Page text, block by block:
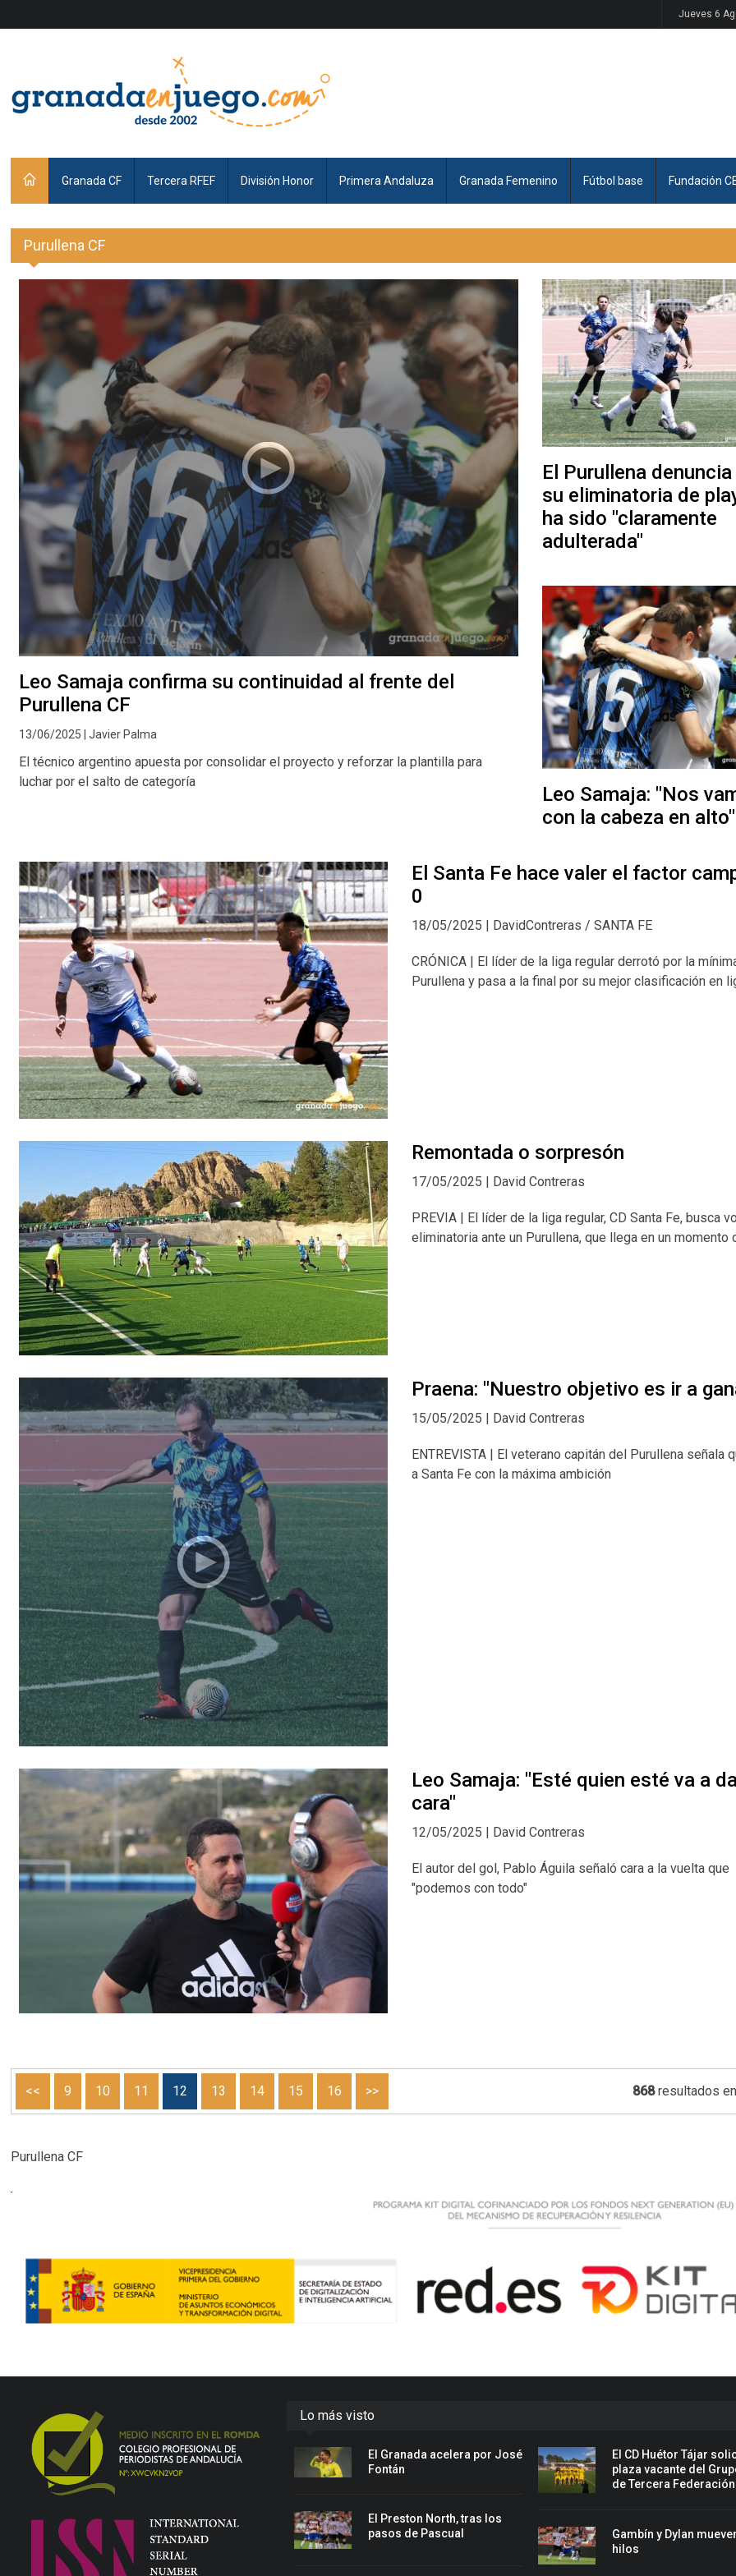
Jueves 6
Granada CF Tercera RFEF División Honor Primera Andaluza Granada Femenino Fútbol base Fundación
Purullena CF
Leo Samaja confirma su continuidad al frente del
Purullena CF
13/06/2025 | Javier Palma
El técnico argentino apuesta por consolidar el proyecto y reforzar la plantilla para
luchar por el salto de categoría
El Purullena
su eliminatoria de
ha sido "claramente
adulterada"
Leo Samaja: "Nos
con la cabeza en alto"
El Santa Fe hace valer el factor
0
18/05/2025 | DavidContreras / SANTA FE
CRÓNICA | El líder de la liga regular derrotó por la
Purullena y pasa a la final por su mejor clasificación en
Remontada o sorpresón
17/05/2025 | David Contreras
PREVIA | El líder de la liga regular, CD Santa Fe, busca
eliminatoria ante un Purullena, que llega en un momento
Praena: "Nuestro objetivo es ir a
15/05/2025 | David Contreras
ENTREVISTA | El veterano capitán del Purullena señala
a Santa Fe con la máxima ambición
Leo Samaja: "Esté quien esté va a
cara"
12/05/2025 | David Contreras
El autor del gol, Pablo Águila señaló cara a la vuelta que
"podemos con todo"
<< 9 10 11 12 13 14 15 16 >> 868resultados
Purullena CF
Lo más visto
El Granada acelera por José
Fontán
El Preston North, tras los
pasos de Pascual
El CD Huétor Tájar
plaza vacante del
de Tercera Federación
Gambín y Dylan
hilos